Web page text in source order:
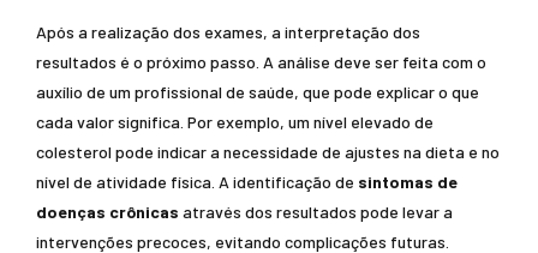
Após a realização dos exames, a interpretação dos
resultados é o próximo passo. A análise deve ser feita com o
auxílio de um profissional de saúde, que pode explicar o que
cada valor significa. Por exemplo, um nível elevado de
colesterol pode indicar a necessidade de ajustes na dieta e no
nível de atividade física. A identificação de sintomas de
doenças crônicas através dos resultados pode levar a
intervenções precoces, evitando complicações futuras.